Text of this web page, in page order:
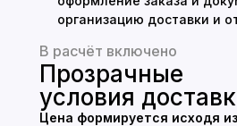
организацию доставки и
прозрачные, надежные и
товаров из Китая для
В расчёт включено
Прозрачные
условия
Цена формируется исходя